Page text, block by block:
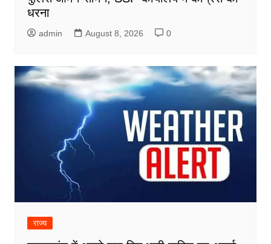
धरना
admin August 8, 2026 0
राज्य